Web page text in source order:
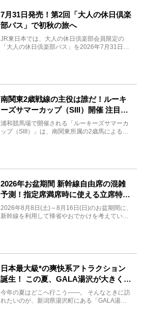
7月31日発売！第2回「大人の休日倶楽
部パス」で初秋の旅へ
JR東日本では、大人の休日倶楽部会員限定の
「大人の休日倶楽部パス」を2026年7月31日
南関東2歳戦線の主役は誰だ！ルーキ
ーズサマーカップ（SIII）開催 注目馬
と見どころをチェック
浦和競馬場で開催される「ルーキーズサマーカ
ップ（SIII）」は、南関東所属の2歳馬による注
2026年お盆期間 新幹線自由席の混雑
予測！指定席満席時に使える立席特急
券も解説
2026年8月8日(土)～8月16日(日)のお盆期間に、
新幹線を利用して帰省やおでかけを考えている
日本最大級*の爽快系アトラクション
誕生！ この夏、GALA湯沢が大きく生
まれ変わる
今年の夏はどこへ行こう――。 そんなときに訪
れたいのが、新潟県湯沢町にある「GALA湯